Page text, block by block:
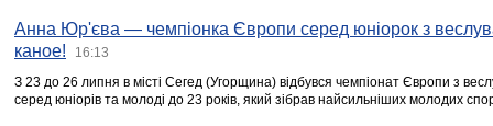
Анна Юр'єва — чемпіонка Європи серед юніорок з
каное!
16:13
З 23 до 26 липня в місті Сегед (Угорщина) відбувся чемпіонат Європи з
серед юніорів та молоді до 23 років, який зібрав найсильніших молодих